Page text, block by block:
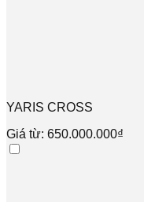
YARIS CROSS
Giá từ: 650.000.000₫